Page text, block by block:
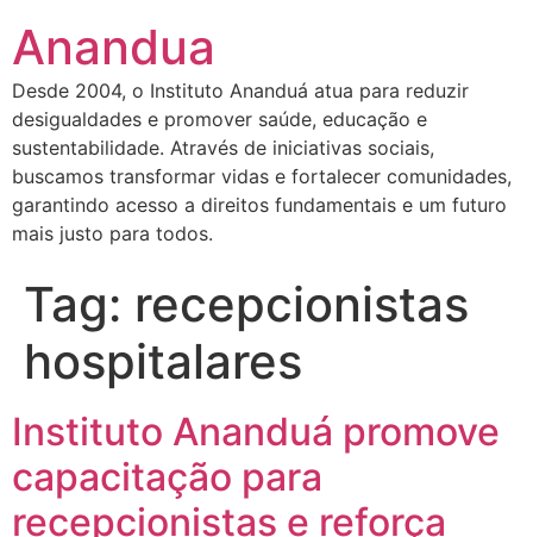
Anandua
Desde 2004, o Instituto Ananduá atua para reduzir
desigualdades e promover saúde, educação e
sustentabilidade. Através de iniciativas sociais,
buscamos transformar vidas e fortalecer comunidades,
garantindo acesso a direitos fundamentais e um futuro
mais justo para todos.
Tag: recepcionistas
hospitalares
Instituto Ananduá promove
capacitação para
recepcionistas e reforça